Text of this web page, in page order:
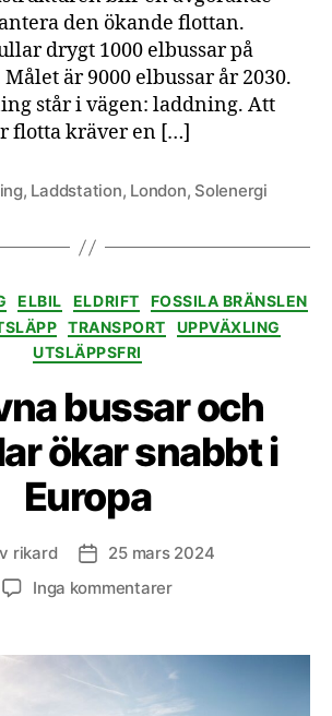
den ökande flottan.
drygt 1000 elbussar på
är 9000 elbussar år 2030.
står i vägen: laddning. Att
flotta kräver en […]
, Laddstation, London, Solenergi
Kategorier
ELBIL ELDRIFT
FOSSILA BRÄNSLEN
TRANSPORT
UPPVÄXLING
UTSLÄPPSFRI
bussar och
ökar snabbt i
Europa
rikard Inläggsdatum
25 mars 2024
Inga kommentarertill
och
lastbilar
ökar